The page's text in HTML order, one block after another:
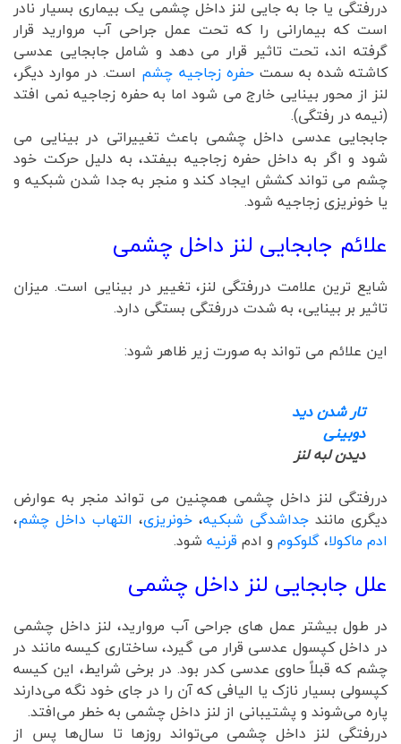
دررفتگی یا جا به جایی لنز داخل چشمی یک بیماری بسیار نادر
است که بیمارانی را که تحت عمل جراحی آب مروارید قرار
گرفته اند، تحت تاثیر قرار می دهد و شامل جابجایی عدسی
کاشته شده به سمتحفره زجاجیه چشم است. در موارد دیگر،
لنز از محور بینایی خارج می شود اما به حفره زجاجیه نمی افتد
(نیمه در رفتگی).
جابجایی عدسی داخل چشمی باعث تغییراتی در بینایی می
شود و اگر به داخل حفره زجاجیه بیفتد، به دلیل حرکت خود
چشم می تواند کشش ایجاد کند و منجر به جدا شدن شبکیه و
یا خونریزی زجاجیه شود.
علائم جابجایی لنز داخل چشمی
شایع ترین علامت دررفتگی لنز، تغییر در بینایی است. میزان
تاثیر بر بینایی، به شدت دررفتگی بستگی دارد.
این علائم می تواند به صورت زیر ظاهر شود:
تار شدن دید
دوبینی
دیدن لبه لنز
دررفتگی لنز داخل چشمی همچنین می تواند منجر به عوارض
دیگری مانند جداشدگی شبکیه، خونریزی، التهاب داخل چشم،
ادم ماکولا،گلوکوم و ادم قرنیه شود.
علل جابجایی لنز داخل چشمی
در طول بیشتر عمل های جراحی آب مروارید، لنز داخل چشمی
در داخل کپسول عدسی قرار می گیرد، ساختاری کیسه مانند در
چشم که قبلاً حاوی عدسی کدر بود. در برخی شرایط، این کیسه
کپسولی بسیار نازک یا الیافی که آن را در جای خود نگه می‌دارند
پاره می‌شوند و پشتیبانی از لنز داخل چشمی به خطر می‌افتد.
دررفتگی لنز داخل چشمی می‌تواند روزها تا سال‌ها پس از